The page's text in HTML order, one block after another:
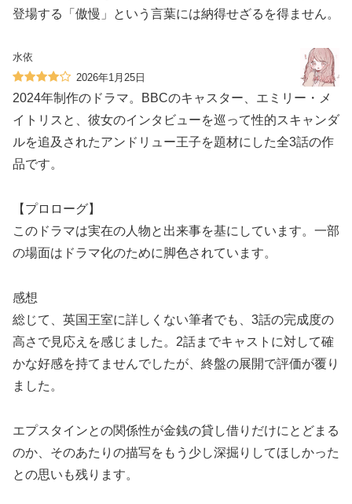
登場する「傲慢」という言葉には納得せざるを得ません。
水依
2026年1月25日
2024年制作のドラマ。BBCのキャスター、エミリー・メ
イトリスと、彼女のインタビューを巡って性的スキャンダ
ルを追及されたアンドリュー王子を題材にした全3話の作
品です。
【プロローグ】
このドラマは実在の人物と出来事を基にしています。一部
の場面はドラマ化のために脚色されています。
感想
総じて、英国王室に詳しくない筆者でも、3話の完成度の
高さで見応えを感じました。2話までキャストに対して確
かな好感を持てませんでしたが、終盤の展開で評価が覆り
ました。
エプスタインとの関係性が金銭の貸し借りだけにとどまる
のか、そのあたりの描写をもう少し深掘りしてほしかった
との思いも残ります。